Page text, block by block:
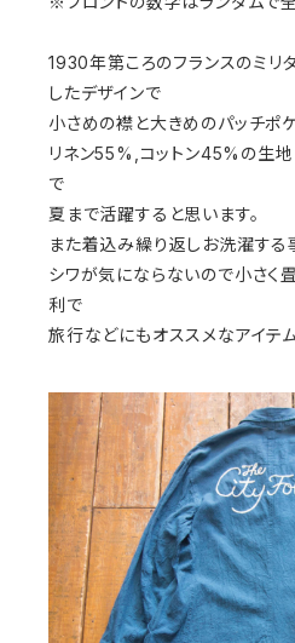
1930年第ころのフランスのミリ
したデザインで
小さめの襟と大きめのパッチポ
リネン55%,コットン45%の生
で
夏まで活躍すると思います。
また着込み繰り返しお洗濯する
シワが気にならないので小さく
利で
旅行などにもオススメなアイテ